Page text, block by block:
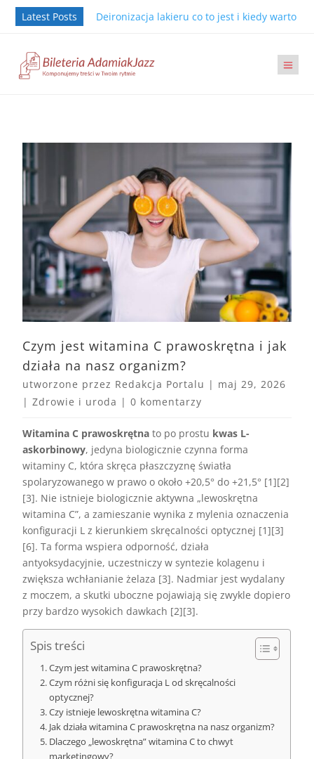
Latest Posts Deironizacja lakieru co to jest i kiedy warto ją
Czym jest witamina C prawoskrętna i jak
działa na nasz organizm?
utworzone przez Redakcja Portalu | maj 29, 2026
|Zdrowie i uroda |0 komentarzy
Witamina C prawoskrętna to po prostu kwas L-
askorbinowy, jedyna biologicznie czynna forma
witaminy C, która skręca płaszczyznę światła
spolaryzowanego w prawo o około +20,5° do +21,5° [1][2]
[3]. Nie istnieje biologicznie aktywna „lewoskrętna
witamina C”, a zamieszanie wynika z mylenia oznaczenia
konfiguracji L z kierunkiem skręcalności optycznej [1][3]
[6]. Ta forma wspiera odporność, działa
antyoksydacyjnie, uczestniczy w syntezie kolagenu i
zwiększa wchłanianie żelaza [3]. Nadmiar jest wydalany
z moczem, a skutki uboczne pojawiają się zwykle dopiero
przy bardzo wysokich dawkach [2][3].
Spis treści
Czym jest witamina C prawoskrętna?
Czym różni się konfiguracja L od skręcalności
optycznej?
Czy istnieje lewoskrętna witamina C?
Jak działa witamina C prawoskrętna na nasz organizm?
Dlaczego „lewoskrętna” witamina C to chwyt
marketingowy?